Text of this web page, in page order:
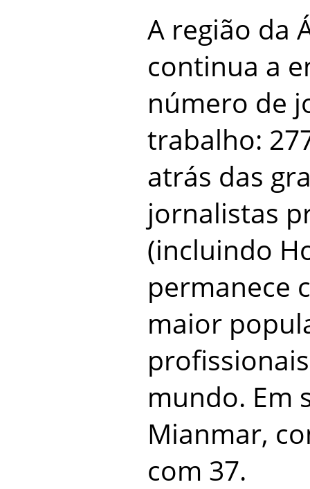
A região da
continua a
número de
trabalho:
atrás das
jornalistas
(incluindo
permanece
maior
mundo. Em
Mianmar,
com 37.